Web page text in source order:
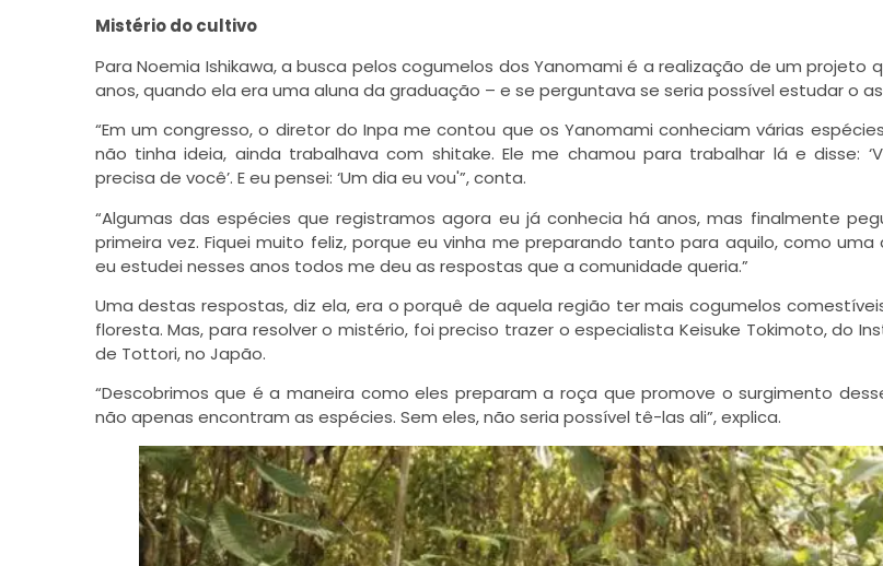
Mistério do cultivo
Para Noemia Ishikawa, a busca pelos cogumelos dos Yanomami é a realização de um projeto
anos, quando ela era uma aluna da graduação – e se perguntava se seria possível estudar o
“Em um congresso, o diretor do Inpa me contou que os Yanomami conheciam várias
não tinha ideia, ainda trabalhava com shitake. Ele me chamou para trabalhar lá e disse:
precisa de você’. E eu pensei: ‘Um dia eu vou'”, conta.
“Algumas das espécies que registramos agora eu já conhecia há anos, mas finalmente
primeira vez. Fiquei muito feliz, porque eu vinha me preparando tanto para aquilo, como
eu estudei nesses anos todos me deu as respostas que a comunidade queria.”
Uma destas respostas, diz ela, era o porquê de aquela região ter mais cogumelos
floresta. Mas, para resolver o mistério, foi preciso trazer o especialista Keisuke Tokimoto, do
de Tottori, no Japão.
“Descobrimos que é a maneira como eles preparam a roça que promove o surgimento
não apenas encontram as espécies. Sem eles, não seria possível tê-las ali”, explica.